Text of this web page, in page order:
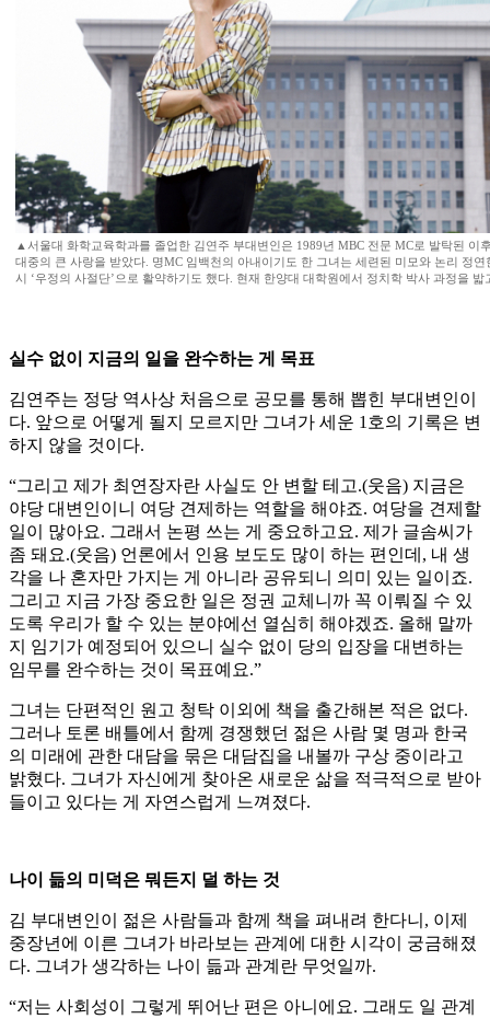
▲서울대 화학교육학과를 졸업한 김연주 부대변인은 1989년 MBC 전문 MC로 발탁된 이
대중의 큰 사랑을 받았다. 명MC 임백천의 아내이기도 한 그녀는 세련된 미모와 논리 정
시 ‘우정의 사절단’으로 활약하기도 했다. 현재 한양대 대학원에서 정치학 박사 과정을
실수 없이 지금의 일을 완수하는 게 목표
김연주는 정당 역사상 처음으로 공모를 통해 뽑힌 부대변인이
다. 앞으로 어떻게 될지 모르지만 그녀가 세운 1호의 기록은 변
하지 않을 것이다.
“그리고 제가 최연장자란 사실도 안 변할 테고.(웃음) 지금은
야당 대변인이니 여당 견제하는 역할을 해야죠. 여당을 견제할
일이 많아요. 그래서 논평 쓰는 게 중요하고요. 제가 글솜씨가
좀 돼요.(웃음) 언론에서 인용 보도도 많이 하는 편인데, 내 생
각을 나 혼자만 가지는 게 아니라 공유되니 의미 있는 일이죠.
그리고 지금 가장 중요한 일은 정권 교체니까 꼭 이뤄질 수 있
도록 우리가 할 수 있는 분야에선 열심히 해야겠죠. 올해 말까
지 임기가 예정되어 있으니 실수 없이 당의 입장을 대변하는
임무를 완수하는 것이 목표예요.”
그녀는 단편적인 원고 청탁 이외에 책을 출간해본 적은 없다.
그러나 토론 배틀에서 함께 경쟁했던 젊은 사람 몇 명과 한국
의 미래에 관한 대담을 묶은 대담집을 내볼까 구상 중이라고
밝혔다. 그녀가 자신에게 찾아온 새로운 삶을 적극적으로 받아
들이고 있다는 게 자연스럽게 느껴졌다.
나이 듦의 미덕은 뭐든지 덜 하는 것
김 부대변인이 젊은 사람들과 함께 책을 펴내려 한다니, 이제
중장년에 이른 그녀가 바라보는 관계에 대한 시각이 궁금해졌
다. 그녀가 생각하는 나이 듦과 관계란 무엇일까.
“저는 사회성이 그렇게 뛰어난 편은 아니에요. 그래도 일 관계